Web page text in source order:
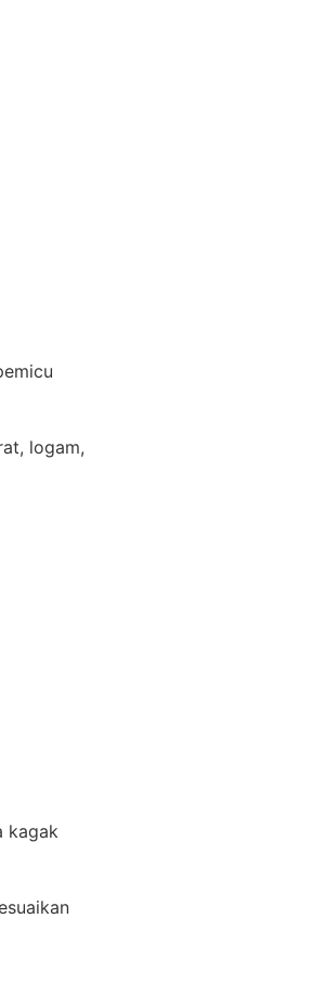
logam,
kagak